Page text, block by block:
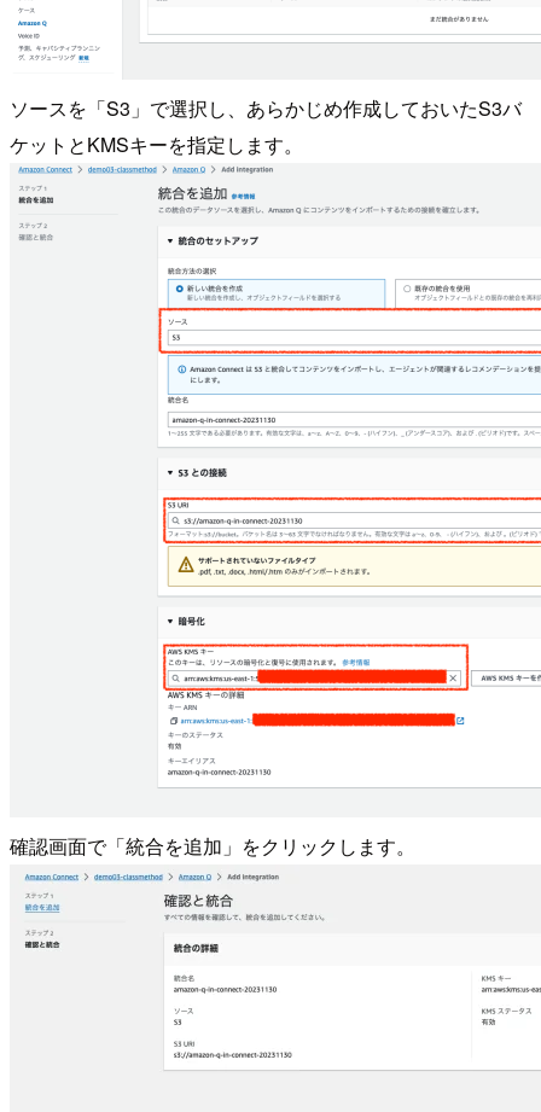
ソースを「S3」で選択し、あらかじめ作成しておいたS3バ
ケットとKMSキーを指定します。
確認画面で「統合を追加」をクリックします。